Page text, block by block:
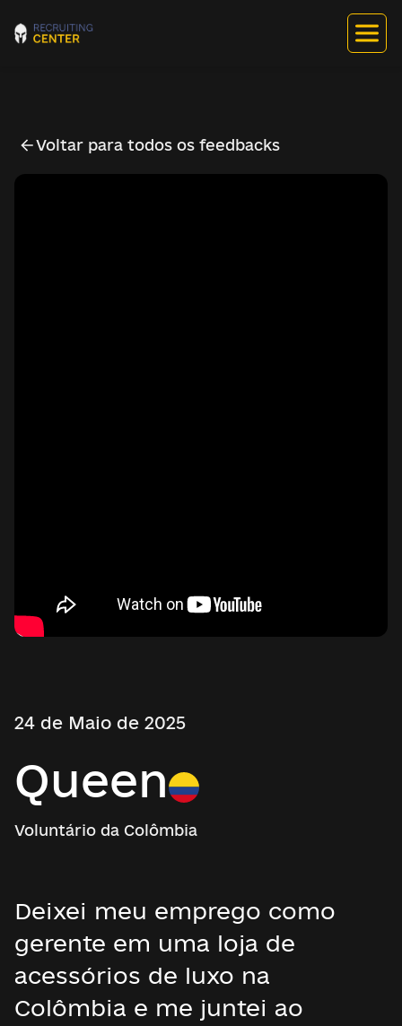
Voltar para todos os feedbacks
24 de Maio de 2025
Queen
Voluntário da Colômbia
Deixei meu emprego como
gerente em uma loja de
acessórios de luxo na
Colômbia e me juntei ao